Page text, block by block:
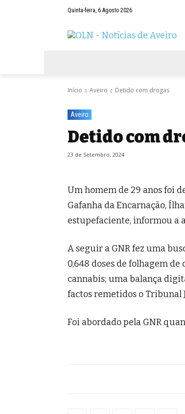
Quinta-feira, 6 Agosto 2026
Início Aveiro Detido com drogas
Aveiro
Detido com
23 de Setembro, 2024
Um homem de 29 anos foi
Gafanha da Encarnação,
estupefaciente, informou a
A seguir a GNR fez uma
0,648 doses de folhagem
cannabis; uma balança
factos remetidos o Tribunal
Foi abordado pela GNR